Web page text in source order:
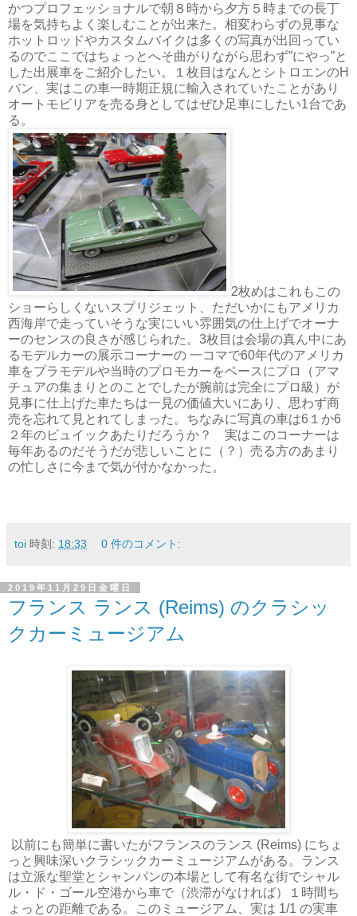
かつプロフェッショナルで朝８時から夕方５時までの長丁
場を気持ちよく楽しむことが出来た。相変わらずの見事な
ホットロッドやカスタムバイクは多くの写真が出回ってい
るのでここではちょっとへそ曲がりながら思わず”にやっ”と
した出展車をご紹介したい。１枚目はなんとシトロエンのH
バン、実はこの車一時期正規に輸入されていたことがあり
オートモビリアを売る身としてはぜひ足車にしたい1台であ
る。
2枚めはこれもこの
ショーらしくないスプリジェット、ただいかにもアメリカ
西海岸で走っていそうな実にいい雰囲気の仕上げでオーナ
ーのセンスの良さが感じられた。3枚目は会場の真ん中にあ
るモデルカーの展示コーナーの 一コマで60年代のアメリカ
車をプラモデルや当時のプロモカーをベースにプロ（アマ
チュアの集まりとのことでしたが腕前は完全にプロ級）が
見事に仕上げた車たちは一見の価値大いにあり、思わず商
売を忘れて見とれてしまった。ちなみに写真の車は6１か6
２年のビュイックあたりだろうか？ 実はこのコーナーは
毎年あるのだそうだが悲しいことに（？）売る方のあまり
の忙しさに今まで気が付かなかった。
toi 時刻: 18:33 0 件のコメント:
2019年11月29日金曜日
フランス ランス (Reims) のクラシッ
クカーミュージアム
以前にも簡単に書いたがフランスのランス (Reims) にちょ
っと興味深いクラシックカーミュージアムがある。ランス
は立派な聖堂とシャンパンの本場として有名な街でシャル
ル・ド・ゴール空港から車で（渋滞がなければ）１時間ち
ょっとの距離である。このミュージアム、実は 1/1 の実車